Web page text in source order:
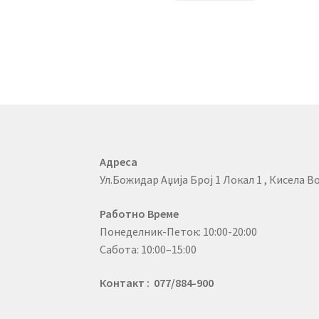
Адреса
Ул.Божидар Аџија Број 1 Локал 1 , Кисела
Работно Време
Понеделник-Петок: 10:00-20:00
Сабота: 10:00–15:00
Контакт : 077/884-900